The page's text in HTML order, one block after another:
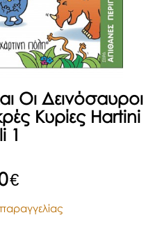
Οι Δεινόσαυροι
Κυρίες Hartini
1
€